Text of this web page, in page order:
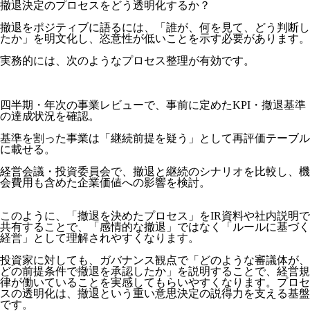
撤退決定のプロセスをどう透明化するか？
撤退をポジティブに語るには、「誰が、何を見て、どう判断し
たか」を明文化し、恣意性が低いことを示す必要があります。
実務的には、次のようなプロセス整理が有効です。
四半期・年次の事業レビューで、事前に定めたKPI・撤退基準
の達成状況を確認。
基準を割った事業は「継続前提を疑う」として再評価テーブル
に載せる。
経営会議・投資委員会で、撤退と継続のシナリオを比較し、機
会費用も含めた企業価値への影響を検討。
このように、「撤退を決めたプロセス」をIR資料や社内説明で
共有することで、「感情的な撤退」ではなく「ルールに基づく
経営」として理解されやすくなります。
投資家に対しても、ガバナンス観点で「どのような審議体が、
どの前提条件で撤退を承認したか」を説明することで、経営規
律が働いていることを実感してもらいやすくなります。プロセ
スの透明化は、撤退という重い意思決定の説得力を支える基盤
です。